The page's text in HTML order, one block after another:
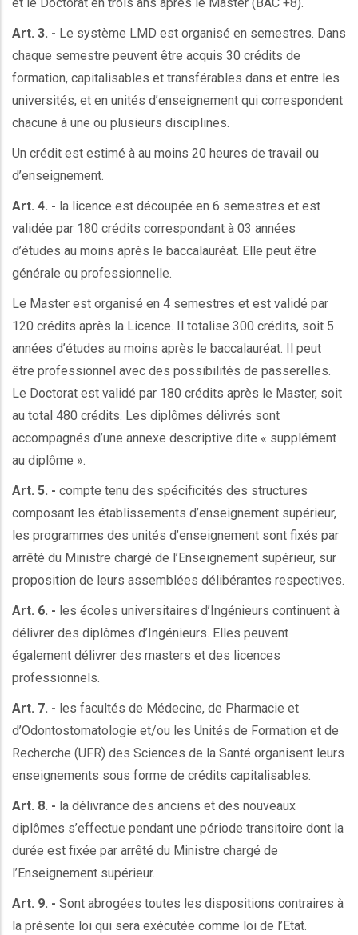
Art. 3. - Le système LMD est organisé en semestres. Dans
chaque semestre peuvent être acquis 30 crédits de
formation, capitalisables et transférables dans et entre les
universités, et en unités d’enseignement qui correspondent
chacune à une ou plusieurs disciplines.
Un crédit est estimé à au moins 20 heures de travail ou
d’enseignement.
Art. 4. - la licence est découpée en 6 semestres et est
validée par 180 crédits correspondant à 03 années
d’études au moins après le baccalauréat. Elle peut être
générale ou professionnelle.
Le Master est organisé en 4 semestres et est validé par
120 crédits après la Licence. Il totalise 300 crédits, soit 5
années d’études au moins après le baccalauréat. Il peut
être professionnel avec des possibilités de passerelles.
Le Doctorat est validé par 180 crédits après le Master, soit
au total 480 crédits. Les diplômes délivrés sont
accompagnés d’une annexe descriptive dite « supplément
au diplôme ».
Art. 5. - compte tenu des spécificités des structures
composant les établissements d’enseignement supérieur,
les programmes des unités d’enseignement sont fixés par
arrêté du Ministre chargé de l’Enseignement supérieur, sur
proposition de leurs assemblées délibérantes respectives.
Art. 6. - les écoles universitaires d’Ingénieurs continuent à
délivrer des diplômes d’Ingénieurs. Elles peuvent
également délivrer des masters et des licences
professionnels.
Art. 7. - les facultés de Médecine, de Pharmacie et
d’Odontostomatologie et/ou les Unités de Formation et de
Recherche (UFR) des Sciences de la Santé organisent leurs
enseignements sous forme de crédits capitalisables.
Art. 8. - la délivrance des anciens et des nouveaux
diplômes s’effectue pendant une période transitoire dont la
durée est fixée par arrêté du Ministre chargé de
l’Enseignement supérieur.
Art. 9. - Sont abrogées toutes les dispositions contraires à
la présente loi qui sera exécutée comme loi de l’Etat.